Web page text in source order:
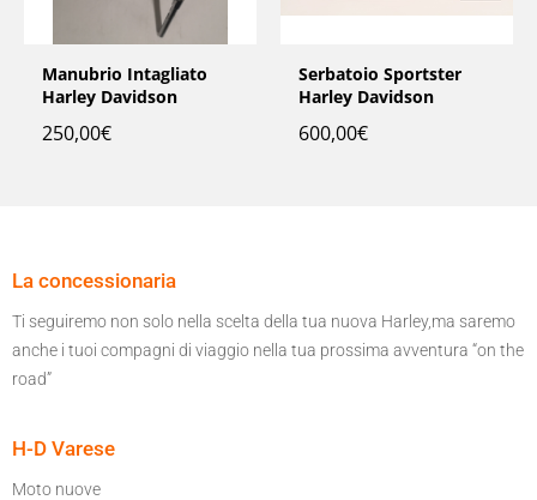
Manubrio Intagliato
Harley Davidson
250,00€
Serbatoio Sportster
Harley Davidson
600,00€
La concessionaria
Ti seguiremo non solo nella scelta della tua nuova Harley,ma saremo
anche i tuoi compagni di viaggio nella tua prossima avventura “on the
road”
H-D Varese
Moto nuove